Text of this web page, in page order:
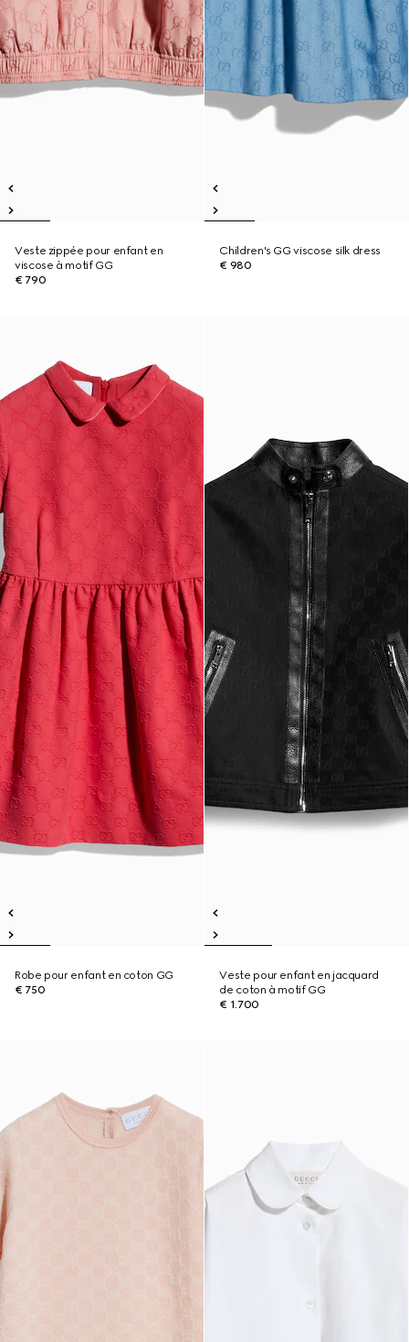
Veste zippée pour enfant en
viscose à motif GG
€ 790
Children's GG viscose silk dress
€ 980
Robe pour enfant en coton GG
€ 750
Veste pour enfant en jacquard
de coton à motif GG
€ 1.700